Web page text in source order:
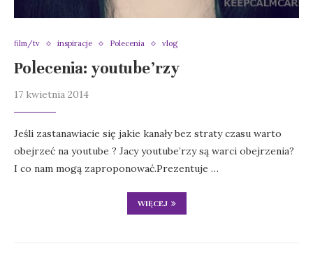
film/tv inspiracje Polecenia vlog
Polecenia: youtube’rzy
17 kwietnia 2014
Jeśli zastanawiacie się jakie kanały bez straty czasu warto
obejrzeć na youtube ? Jacy youtube’rzy są warci obejrzenia?
I co nam mogą zaproponować.Prezentuje …
WIĘCEJ